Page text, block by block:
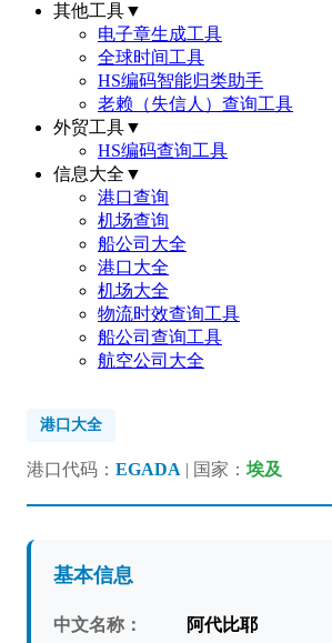
其他工具▼
电子章生成工具
全球时间工具
HS编码智能归类助手
老赖（失信人）查询工具
外贸工具▼
HS编码查询工具
信息大全 ▼
港口查询
机场查询
船公司大全
港口大全
机场大全
物流时效查询工具
船公司查询工具
航空公司大全
港口大全
港口代码： EGADA | 国家： 埃及
基本信息
中文名称： 阿代比耶